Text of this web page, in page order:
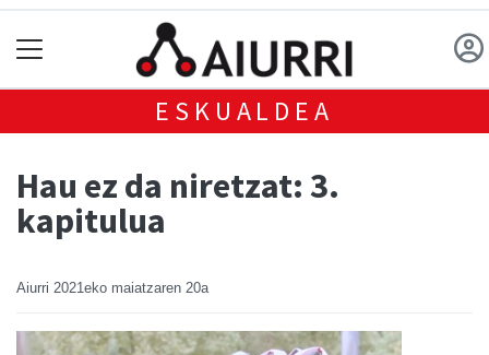
ESKUALDEA
Hau ez da niretzat: 3.
kapitulua
Aiurri 2021eko maiatzaren 20a